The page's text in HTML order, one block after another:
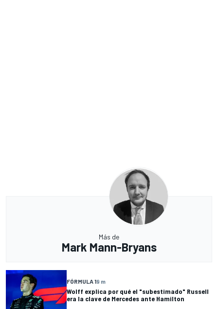
Más de
Mark Mann-Bryans
FÓRMULA 19 m
Wolff explica por qué el "subestimado" Russell
era la clave de Mercedes ante Hamilton